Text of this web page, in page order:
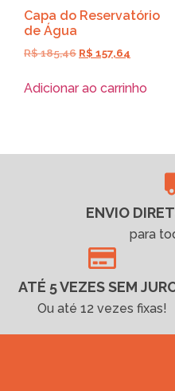
Capa do Reservatório
de Água
R$185,46 R$ 157,64
Adicionar ao carrinho
ENVIO
para
ATÉ 5 VEZES SEM
Ou até 12 vezes fixas!